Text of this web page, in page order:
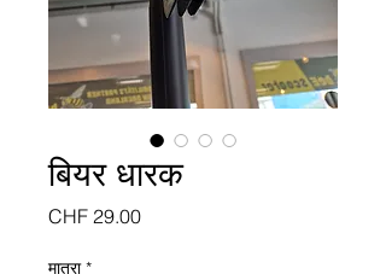
बियर धारक
CHF 29.00मूल्य
मात्रा *